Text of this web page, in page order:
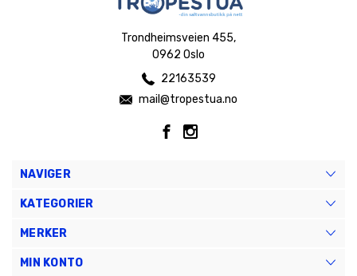
Trondheimsveien 455,
0962 Oslo
22163539
mail@tropestua.no
NAVIGER
KATEGORIER
MERKER
MIN KONTO